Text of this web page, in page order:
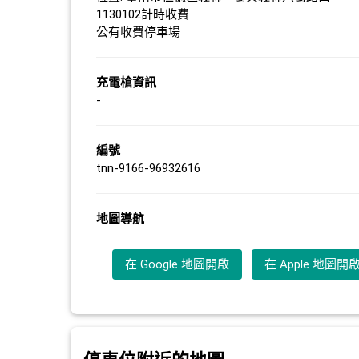
1130102計時收費
公有收費停車場
充電槍資訊
-
編號
tnn-9166-96932616
地圖導航
在 Google 地圖開啟 在 Apple 地圖開